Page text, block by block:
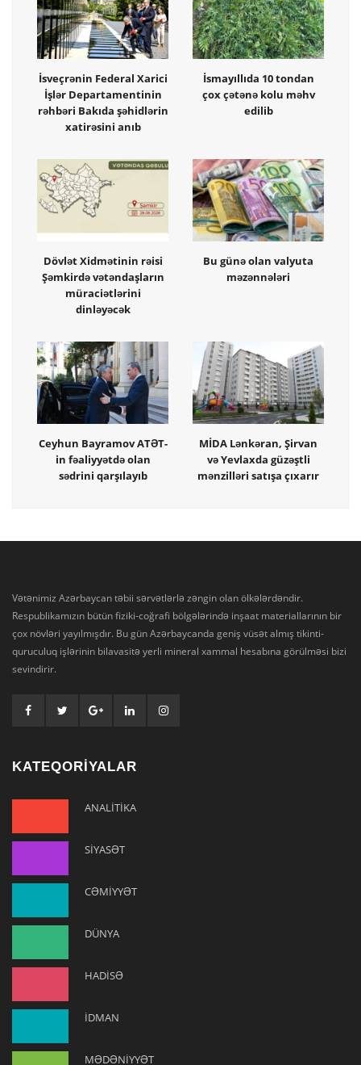
İsveçrənin Federal Xarici
İşlər Departamentinin
rəhbəri Bakıda şəhidlərin
xatirəsini anıb
İsmayıllıda 10 tondan
çox çətənə kolu məhv
edilib
Dövlət Xidmətinin rəisi
Şəmkirdə vətəndaşların
müraciətlərini
dinləyəcək
Bu günə olan valyuta
məzənnələri
Ceyhun Bayramov ATƏT-
in fəaliyyətdə olan
sədrini qarşılayıb
MİDA Lənkəran, Şirvan
və Yevlaxda güzəştli
mənzilləri satışa çıxarır
Vətənimiz Azərbaycan təbii sərvətlərlə zəngin olan ölkələrdəndir.
Respublikamızın bütün fiziki-coğrafi bölgələrində inşaat materiallarının bir
çox növləri yayılmışdır. Bu gün Azərbaycanda geniş vüsət almış tikinti-
quruculuq işlərinin bilavasitə yerli mineral xammal hesabına görülməsi bizi
sevindirir.
KATEQORİYALAR
ANALİTİKA
SİYASƏT
CƏMİYYƏT
DÜNYA
HADİSƏ
İDMAN
MƏDƏNİYYƏT